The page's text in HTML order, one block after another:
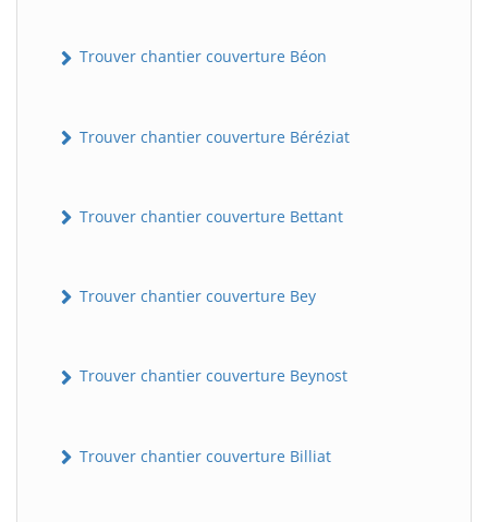
Trouver chantier couverture Béon
Trouver chantier couverture Béréziat
Trouver chantier couverture Bettant
Trouver chantier couverture Bey
Trouver chantier couverture Beynost
Trouver chantier couverture Billiat